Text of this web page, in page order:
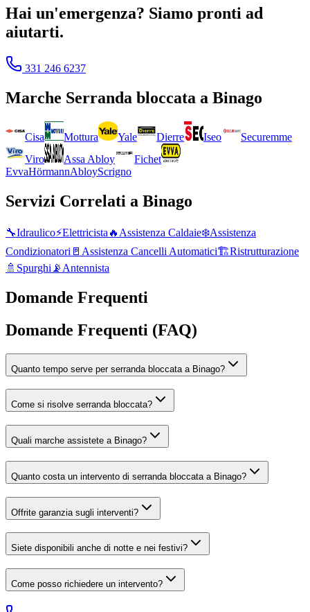
Hai un'emergenza? Siamo pronti ad
aiutarti.
331 246 6237
Marche Serranda bloccata a Binago
Cisa Mottura Yale Dierre Iseo
Securemme
Viro
Assa Abloy
Fichet
EvvaHörmannAbloyScrigno
Servizi Correlati a Binago
🔧Idraulico⚡Elettricista 🔥 Assistenza Caldaie❄️Assistenza
Condizionatori 🚪 Assistenza Cancelli Automatici🏗️Ristrutturazione
🚿 Spurghi 📡 Antennista
Domande Frequenti
Domande Frequenti (FAQ)
Quanto tempo serve per serranda bloccata a Binago?
Come si risolve serranda bloccata?
Quali marche assistete a Binago?
Quanto costa un intervento di serranda bloccata a Binago?
Offrite garanzia sugli interventi?
Siete disponibili anche di notte e nei festivi?
Come posso richiedere un intervento?